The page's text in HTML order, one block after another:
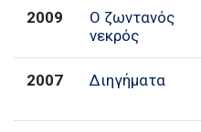
2009
Ο ζωντανός
νεκρός
2007 Διηγήματα